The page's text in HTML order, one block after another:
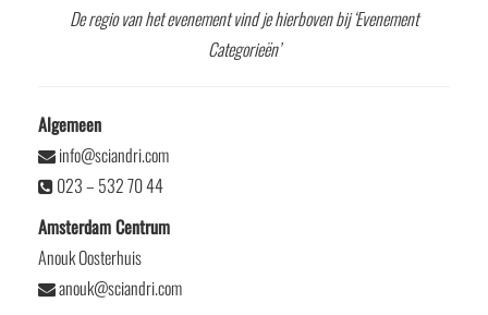
De regio van het evenement vind je hierboven bij ‘Evenement
Categorieën’
Algemeen
info@sciandri.com
023 – 532 70 44
Amsterdam Centrum
Anouk Oosterhuis
anouk@sciandri.com